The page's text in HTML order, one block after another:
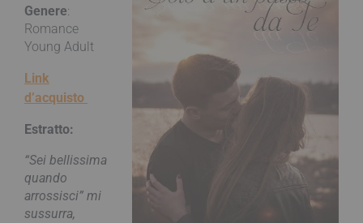
Genere:
Romance
Young Adult
Link
d’acquisto
Estratto:
“Sei bellissima
quando
arrossisci” mi
sussurra,